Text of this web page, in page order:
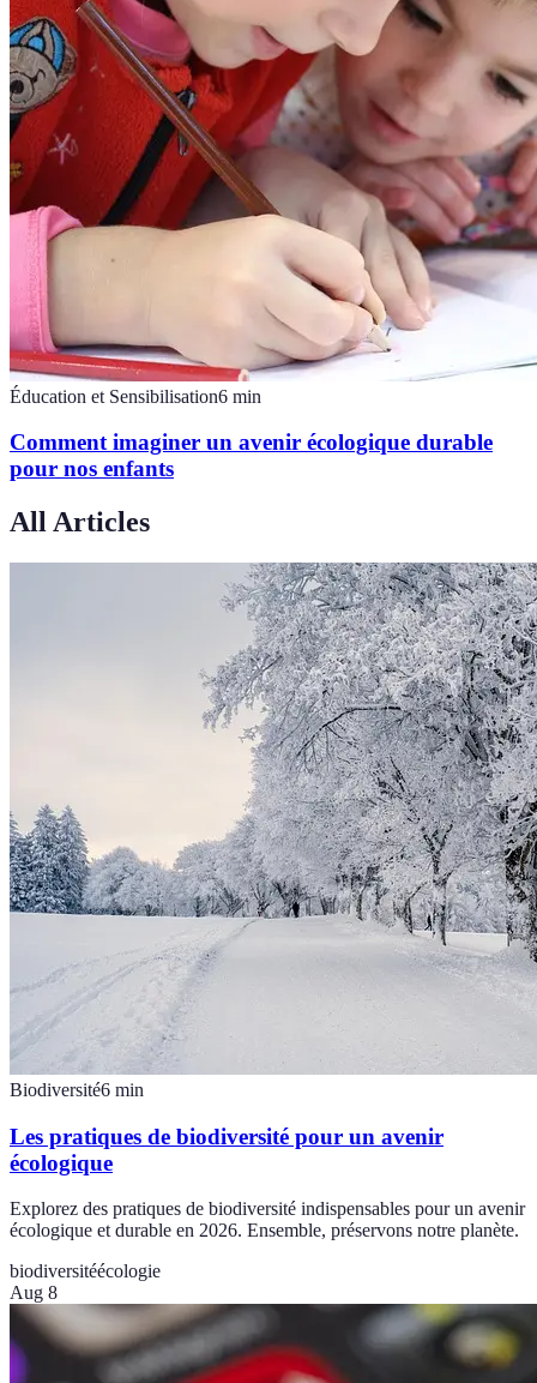
Éducation et Sensibilisation6 min
Comment imaginer un avenir écologique durable
pour nos enfants
All Articles
Biodiversité6 min
Les pratiques de biodiversité pour un avenir
écologique
Explorez des pratiques de biodiversité indispensables pour un avenir
écologique et durable en 2026. Ensemble, préservons notre planète.
biodiversitéécologie
Aug 8